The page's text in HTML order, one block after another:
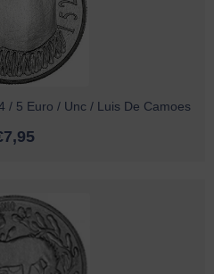
/ 5 Euro / Unc / Luis De Camoes
7,95